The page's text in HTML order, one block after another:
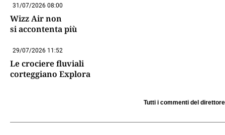
31/07/2026 08:00
Wizz Air non
si accontenta più
29/07/2026 11:52
Le crociere fluviali
corteggiano Explora
Tutti i commenti del direttore